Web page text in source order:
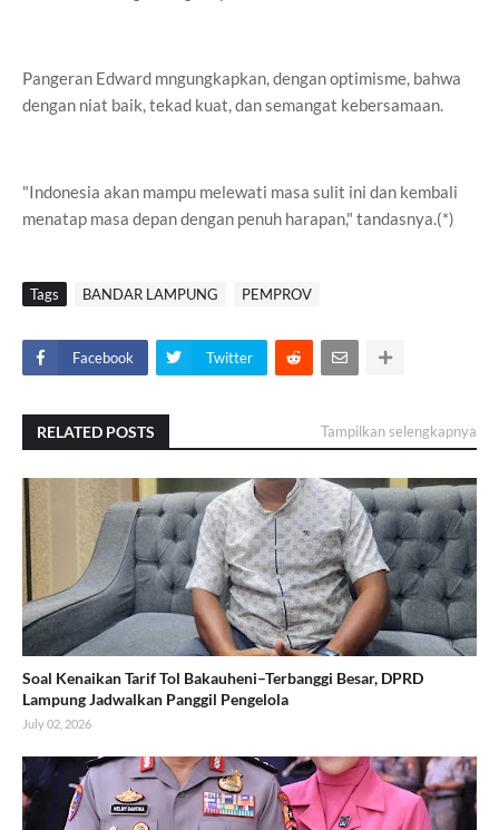
Pangeran Edward mngungkapkan, dengan optimisme, bahwa
dengan niat baik, tekad kuat, dan semangat kebersamaan.
"Indonesia akan mampu melewati masa sulit ini dan kembali
menatap masa depan dengan penuh harapan," tandasnya.(*)
Tags BANDAR LAMPUNG PEMPROV
Facebook Twitter
RELATED POSTS Tampilkan selengkapnya
Soal Kenaikan Tarif Tol Bakauheni–Terbanggi Besar, DPRD
Lampung Jadwalkan Panggil Pengelola
July 02, 2026